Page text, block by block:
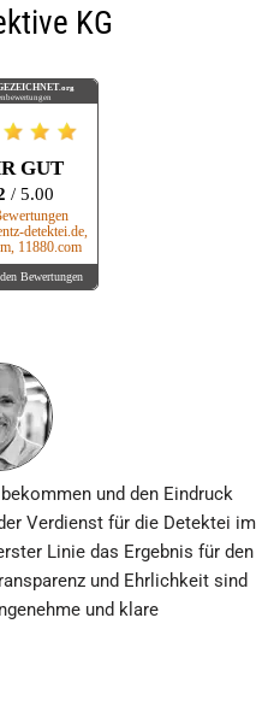
KG
.org
GUT
/ 5.00
detektei.de,
11880.com
Bewertungen
und den Eindruck
Verdienst für die Detektei im
Linie das Ergebnis für den
und Ehrlichkeit sind
und klare